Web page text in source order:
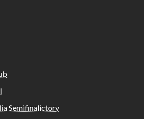
Semifinalictory